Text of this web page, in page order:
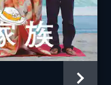
武田祐一
稲葉年哉
坂下雄一郎